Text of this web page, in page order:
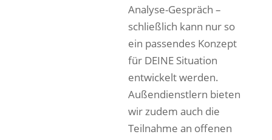
Analyse-Gespräch –
schließlich kann nur so
ein passendes Konzept
für DEINE Situation
entwickelt werden.
Außendienstlern bieten
wir zudem auch die
Teilnahme an offenen